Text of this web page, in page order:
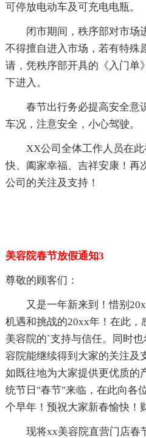
可停放电动车及可充电电瓶。
闭市期间，秩序部对市场
不得擅自进入市场，若有特殊
请，凭秩序部开具的《入门单
下进入。
春节出行务必提高安全意
车况，注意安全，小心驾驶。
XX公司全体工作人员在此
快、阖家幸福、吉祥安康！再
公司的关注及支持！
美容院春节放假通知3
尊敬的顾客们：
又是一年新来到！惜别20xx
机遇和挑战的20xx年！在此
美容院的`支持与信任。同时
容院能继续得到大家的关注及
如既往地为大家提供更优质的
统节日"春节"来临，在此向各
个早年！预祝大家新春愉快！
现将xx美容院直营门店春节